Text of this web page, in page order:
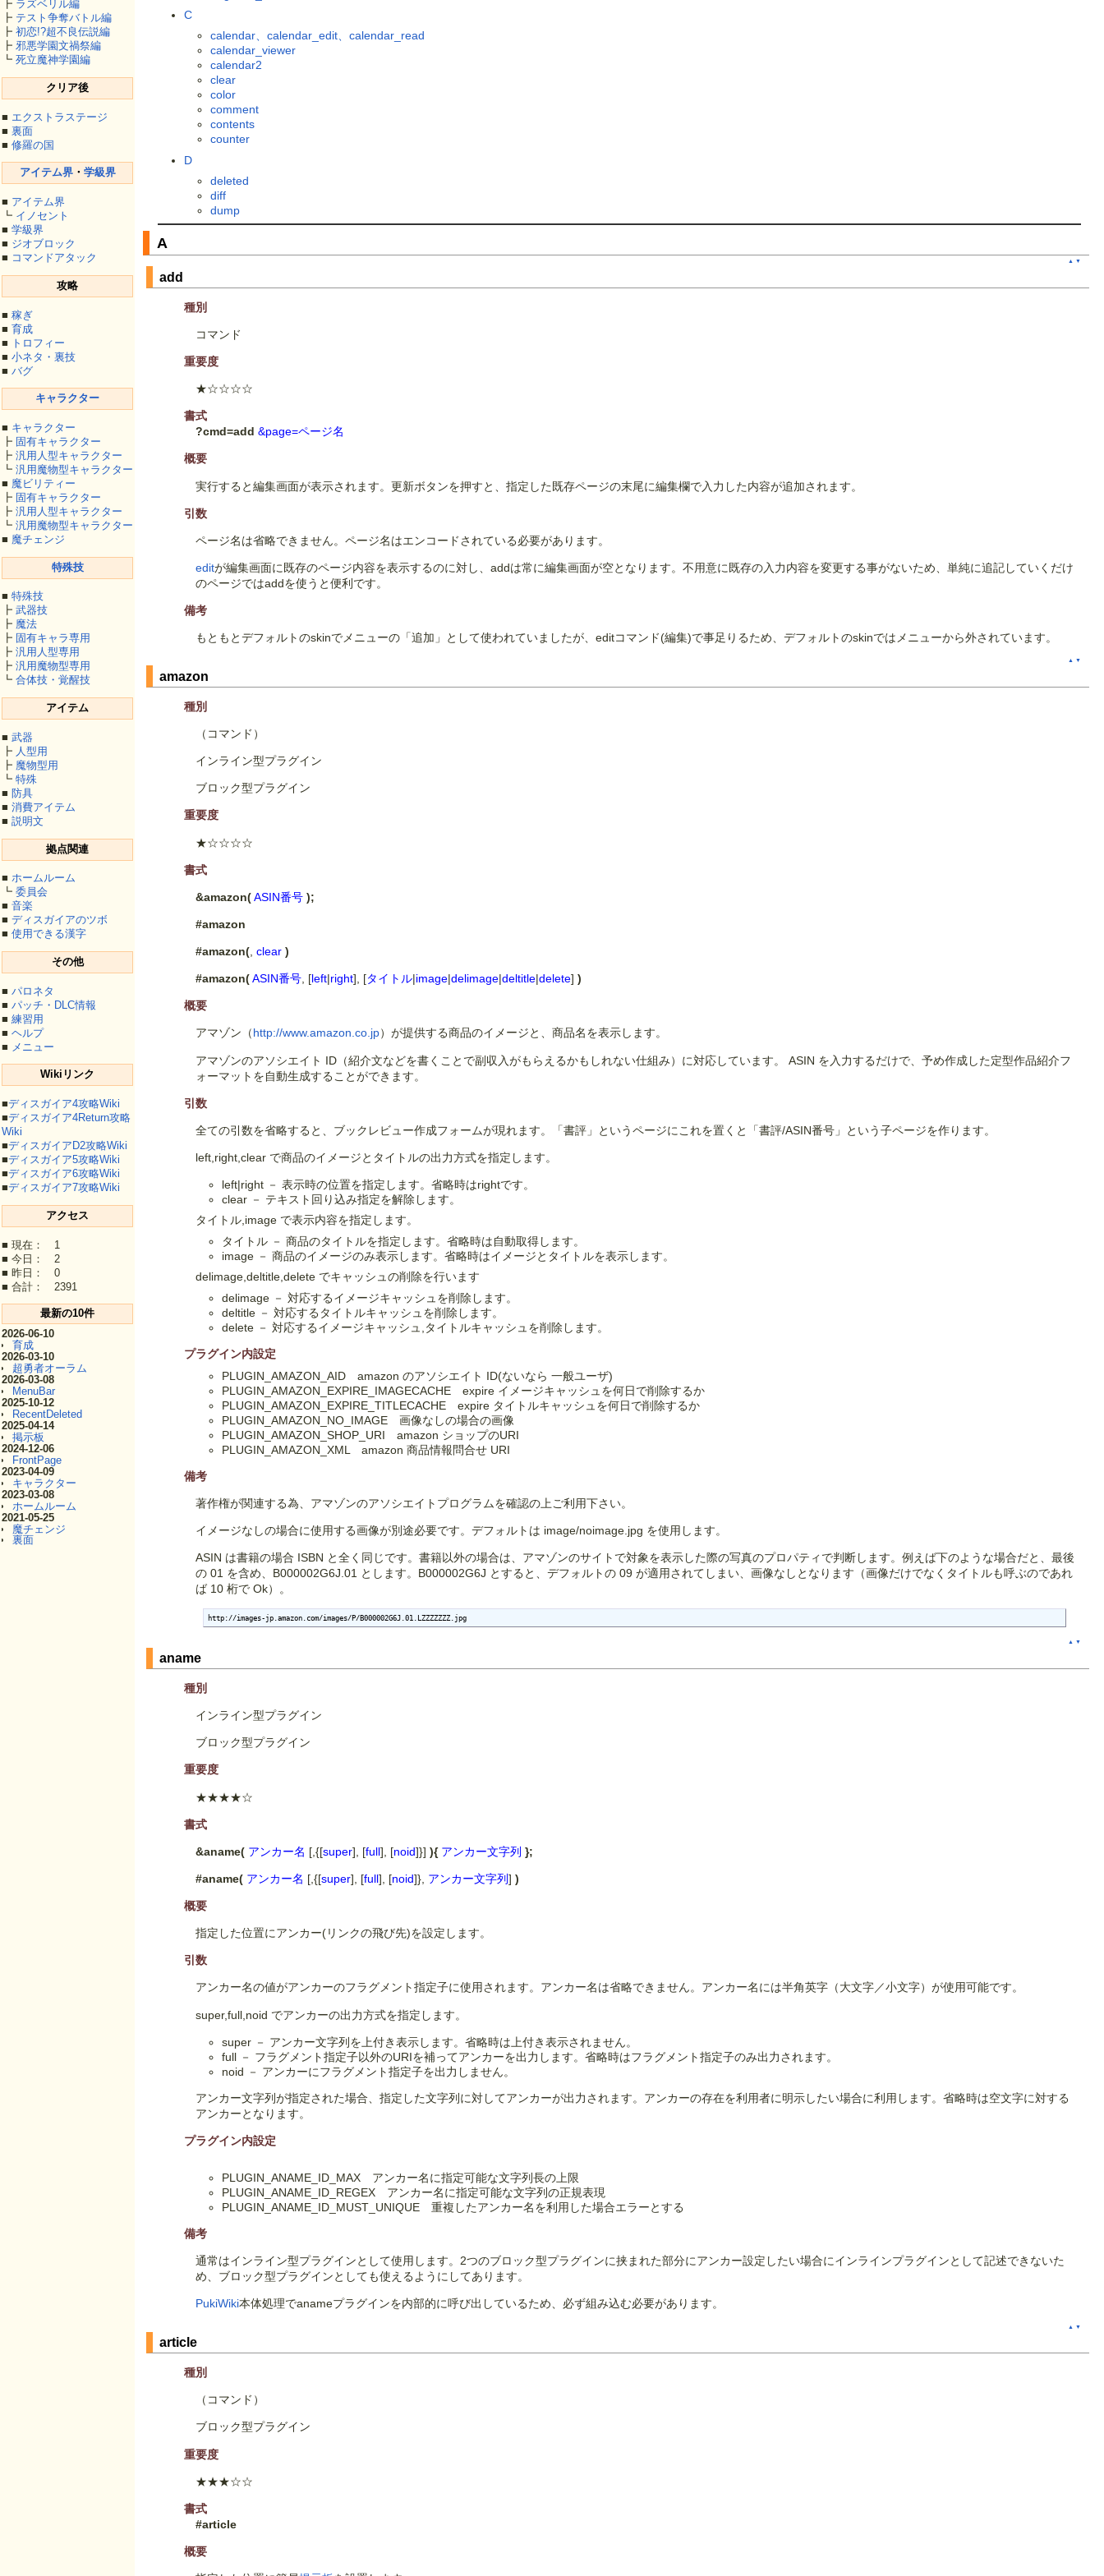
┣ ラズベリル編
┣ テスト争奪バトル編
┣ 初恋!?超不良伝説編
┣ 邪悪学園文禍祭編
┗ 死立魔神学園編
クリア後
■ エクストラステージ
■ 裏面
■ 修羅の国
アイテム界・ 学級界
■ アイテム界
┗ イノセント
■ 学級界
■ ジオブロック
■ コマンドアタック
攻略
■ 稼ぎ
■ 育成
■ トロフィー
■ 小ネタ・裏技
■ バグ
キャラクター
■ キャラクター
┣ 固有キャラクター
┣ 汎用人型キャラクター
┗ 汎用魔物型キャラクター
■ 魔ビリティー
┣ 固有キャラクター
┣ 汎用人型キャラクター
┗ 汎用魔物型キャラクター
■ 魔チェンジ
特殊技
■ 特殊技
┣ 武器技
┣ 魔法
┣ 固有キャラ専用
┣ 汎用人型専用
┣ 汎用魔物型専用
┗ 合体技・覚醒技
アイテム
■ 武器
┣ 人型用
┣ 魔物型用
┗ 特殊
■ 防具
■ 消費アイテム
■ 説明文
拠点関連
■ ホームルーム
┗ 委員会
■ 音楽
■ ディスガイアのツボ
■ 使用できる漢字
その他
■ パロネタ
■ パッチ・DLC情報
■ 練習用
■ ヘルプ
■ メニュー
Wikiリンク
■ディスガイア4攻略Wiki
■ディスガイア4Return攻略
Wiki
■ディスガイアD2攻略Wiki
■ディスガイア5攻略Wiki
■ディスガイア6攻略Wiki
■ディスガイア7攻略Wiki
アクセス
■ 現在： 1
■ 今日： 2
■ 昨日： 0
■ 合計： 2391
最新の10件
2026-06-10
育成
2026-03-10
超勇者オーラム
2026-03-08
MenuBar
2025-10-12
RecentDeleted
2025-04-14
掲示板
2024-12-06
FrontPage
2023-04-09
キャラクター
2023-03-08
ホームルーム
2021-05-25
魔チェンジ
裏面
C
calendar、calendar_edit、calendar_read
calendar_viewer
calendar2
clear
color
comment
contents
counter
D
deleted
diff
dump
A
▲ ▼
add
種別
コマンド
重要度
★☆☆☆☆
書式
?cmd=add &page=ページ名
概要
実行すると編集画面が表示されます。更新ボタンを押すと、指定した既存ページの末尾に編集欄で入力した内容が追加されます。
引数
ページ名は省略できません。ページ名はエンコードされている必要があります。
editが編集画面に既存のページ内容を表示するのに対し、addは常に編集画面が空となります。不用意に既存の入力内容を変更する事がないため、単純に追記していくだけ
のページではaddを使うと便利です。
備考
もともとデフォルトのskinでメニューの「追加」として使われていましたが、editコマンド(編集)で事足りるため、デフォルトのskinではメニューから外されています。
▲ ▼
amazon
種別
（コマンド）
インライン型プラグイン
ブロック型プラグイン
重要度
★☆☆☆☆
書式
&amazon(ASIN番号 );
#amazon
#amazon( ,clear )
#amazon(ASIN番号 , [left|right], [タイトル|image|delimage|deltitle|delete])
概要
アマゾン（http://www.amazon.co.jp）が提供する商品のイメージと、商品名を表示します。
アマゾンのアソシエイト ID（紹介文などを書くことで副収入がもらえるかもしれない仕組み）に対応しています。 ASIN を入力するだけで、予め作成した定型作品紹介フ
ォーマットを自動生成することができます。
引数
全ての引数を省略すると、ブックレビュー作成フォームが現れます。「書評」というページにこれを置くと「書評/ASIN番号」という子ページを作ります。
left,right,clear で商品のイメージとタイトルの出力方式を指定します。
left|right － 表示時の位置を指定します。省略時はrightです。
clear － テキスト回り込み指定を解除します。
タイトル,image で表示内容を指定します。
タイトル － 商品のタイトルを指定します。省略時は自動取得します。
image － 商品のイメージのみ表示します。省略時はイメージとタイトルを表示します。
delimage,deltitle,delete でキャッシュの削除を行います
delimage － 対応するイメージキャッシュを削除します。
deltitle － 対応するタイトルキャッシュを削除します。
delete － 対応するイメージキャッシュ,タイトルキャッシュを削除します。
プラグイン内設定
PLUGIN_AMAZON_AID amazon のアソシエイト ID(ないなら 一般ユーザ)
PLUGIN_AMAZON_EXPIRE_IMAGECACHE expire イメージキャッシュを何日で削除するか
PLUGIN_AMAZON_EXPIRE_TITLECACHE expire タイトルキャッシュを何日で削除するか
PLUGIN_AMAZON_NO_IMAGE 画像なしの場合の画像
PLUGIN_AMAZON_SHOP_URI amazon ショップのURI
PLUGIN_AMAZON_XML amazon 商品情報問合せ URI
備考
著作権が関連する為、アマゾンのアソシエイトプログラムを確認の上ご利用下さい。
イメージなしの場合に使用する画像が別途必要です。デフォルトは image/noimage.jpg を使用します。
ASIN は書籍の場合 ISBN と全く同じです。書籍以外の場合は、アマゾンのサイトで対象を表示した際の写真のプロパティで判断します。例えば下のような場合だと、最後
の 01 を含め、B000002G6J.01 とします。B000002G6J とすると、デフォルトの 09 が適用されてしまい、画像なしとなります（画像だけでなくタイトルも呼ぶのであれ
ば 10 桁で Ok）。
http://images-jp.amazon.com/images/P/B000002G6J.01.LZZZZZZZ.jpg
▲ ▼
aname
種別
インライン型プラグイン
ブロック型プラグイン
重要度
★★★★☆
書式
&aname( アンカー名 [,{[super], [full], [noid]}]){ アンカー文字列 };
#aname( アンカー名 [,{[super], [full], [noid]}, アンカー文字列])
概要
指定した位置にアンカー(リンクの飛び先)を設定します。
引数
アンカー名の値がアンカーのフラグメント指定子に使用されます。アンカー名は省略できません。アンカー名には半角英字（大文字／小文字）が使用可能です。
super,full,noid でアンカーの出力方式を指定します。
super － アンカー文字列を上付き表示します。省略時は上付き表示されません。
full － フラグメント指定子以外のURIを補ってアンカーを出力します。省略時はフラグメント指定子のみ出力されます。
noid － アンカーにフラグメント指定子を出力しません。
アンカー文字列が指定された場合、指定した文字列に対してアンカーが出力されます。アンカーの存在を利用者に明示したい場合に利用します。省略時は空文字に対する
アンカーとなります。
プラグイン内設定
PLUGIN_ANAME_ID_MAX アンカー名に指定可能な文字列長の上限
PLUGIN_ANAME_ID_REGEX アンカー名に指定可能な文字列の正規表現
PLUGIN_ANAME_ID_MUST_UNIQUE 重複したアンカー名を利用した場合エラーとする
備考
通常はインライン型プラグインとして使用します。2つのブロック型プラグインに挟まれた部分にアンカー設定したい場合にインラインプラグインとして記述できないた
め、ブロック型プラグインとしても使えるようにしてあります。
PukiWiki本体処理でanameプラグインを内部的に呼び出しているため、必ず組み込む必要があります。
▲ ▼
article
種別
（コマンド）
ブロック型プラグイン
重要度
★★★☆☆
書式
#article
概要